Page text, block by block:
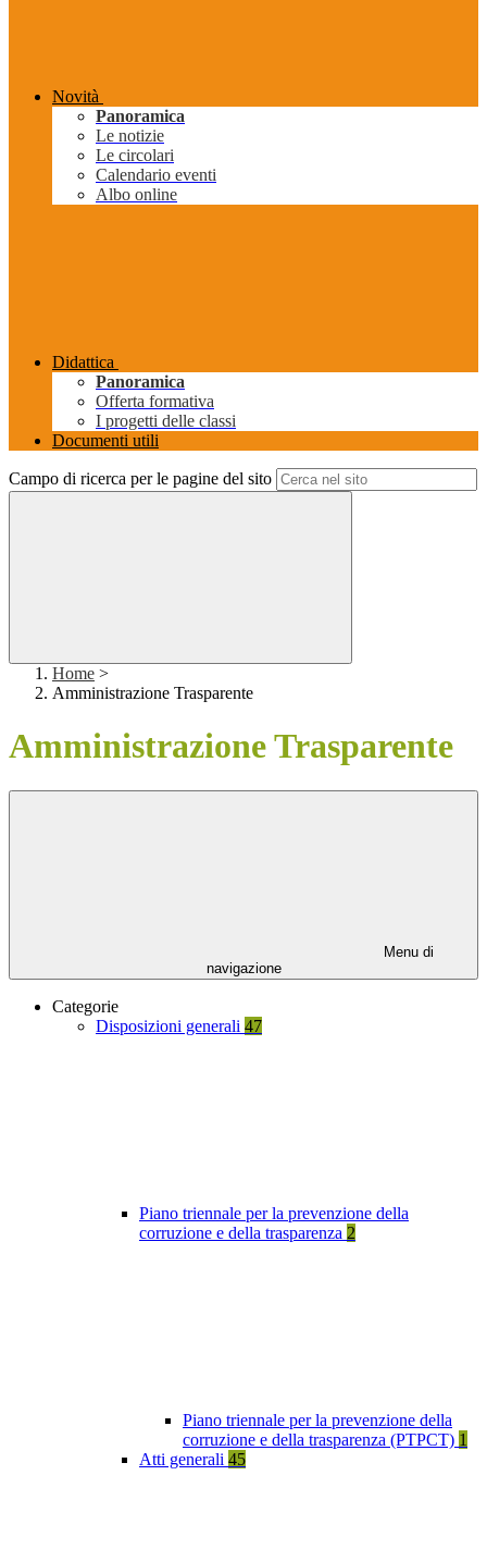
Novità
Panoramica
Le notizie
Le circolari
Calendario eventi
Albo online
Didattica
Panoramica
Offerta formativa
I progetti delle classi
Documenti utili
Campo di ricerca per le pagine del sito
Home >
Amministrazione Trasparente
Amministrazione Trasparente
Menu di
navigazione
Categorie
Disposizioni generali 47
Piano triennale per la prevenzione della
corruzione e della trasparenza 2
Piano triennale per la prevenzione della
corruzione e della trasparenza (PTPCT) 1
Atti generali 45